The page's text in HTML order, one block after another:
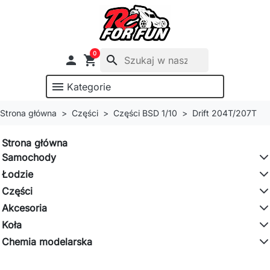
 shopping_cart
0
search
menu Kategorie
Strona główna Części Części BSD 1/10 Drift 204T/207T
Strona główna
Samochody
Łodzie
Części
Akcesoria
Koła
Chemia modelarska